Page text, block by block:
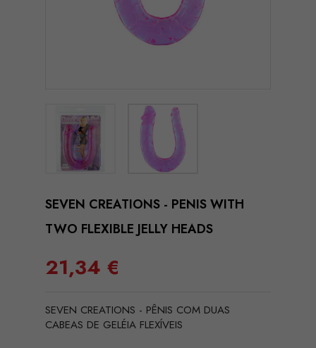
SEVEN CREATIONS - PENIS WITH
TWO FLEXIBLE JELLY HEADS
21,34 €
SEVEN CREATIONS - PÊNIS COM DUAS
CABEAS DE GELÉIA FLEXÍVEIS